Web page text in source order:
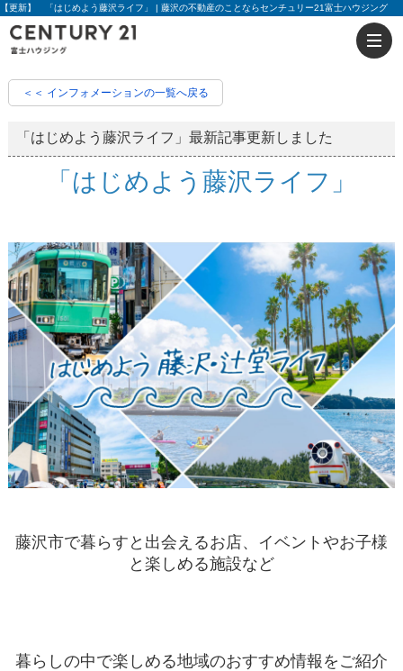
【更新】 「はじめよう藤沢ライフ」 | 藤沢の不動産のことならセンチュリー21富士ハウジング
＜＜ インフォメーションの一覧へ戻る
「はじめよう藤沢ライフ」最新記事更新しました
「はじめよう藤沢ライフ」
藤沢市で暮らすと出会えるお店、イベントやお子様
と楽しめる施設など
暮らしの中で楽しめる地域のおすすめ情報をご紹介